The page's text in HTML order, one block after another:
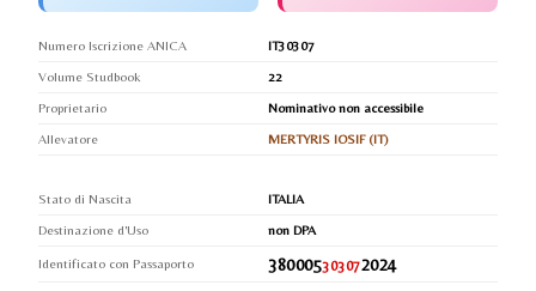
Numero Iscrizione ANICA
IT30307
Volume Studbook
22
Proprietario
Nominativo non accessibile
Allevatore
MERTYRIS IOSIF (IT)
Stato di Nascita
ITALIA
Destinazione d'Uso
non DPA
Identificato con Passaporto 380005303072024